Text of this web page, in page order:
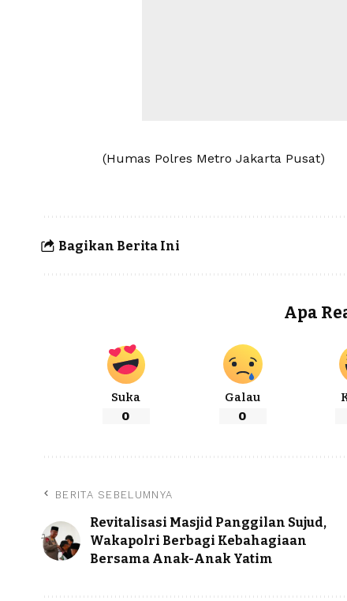
(Humas Polres Metro Jakarta Pusat)
Bagikan Berita Ini
Apa
Suka
0
Galau
0
BERITA SEBELUMNYA
Revitalisasi Masjid Panggilan Sujud,
Wakapolri Berbagi Kebahagiaan
Bersama Anak-Anak Yatim